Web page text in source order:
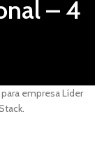
– 4
para empresa Líder